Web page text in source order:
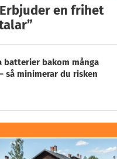
en frihet
batterier bakom många
så minimerar du risken